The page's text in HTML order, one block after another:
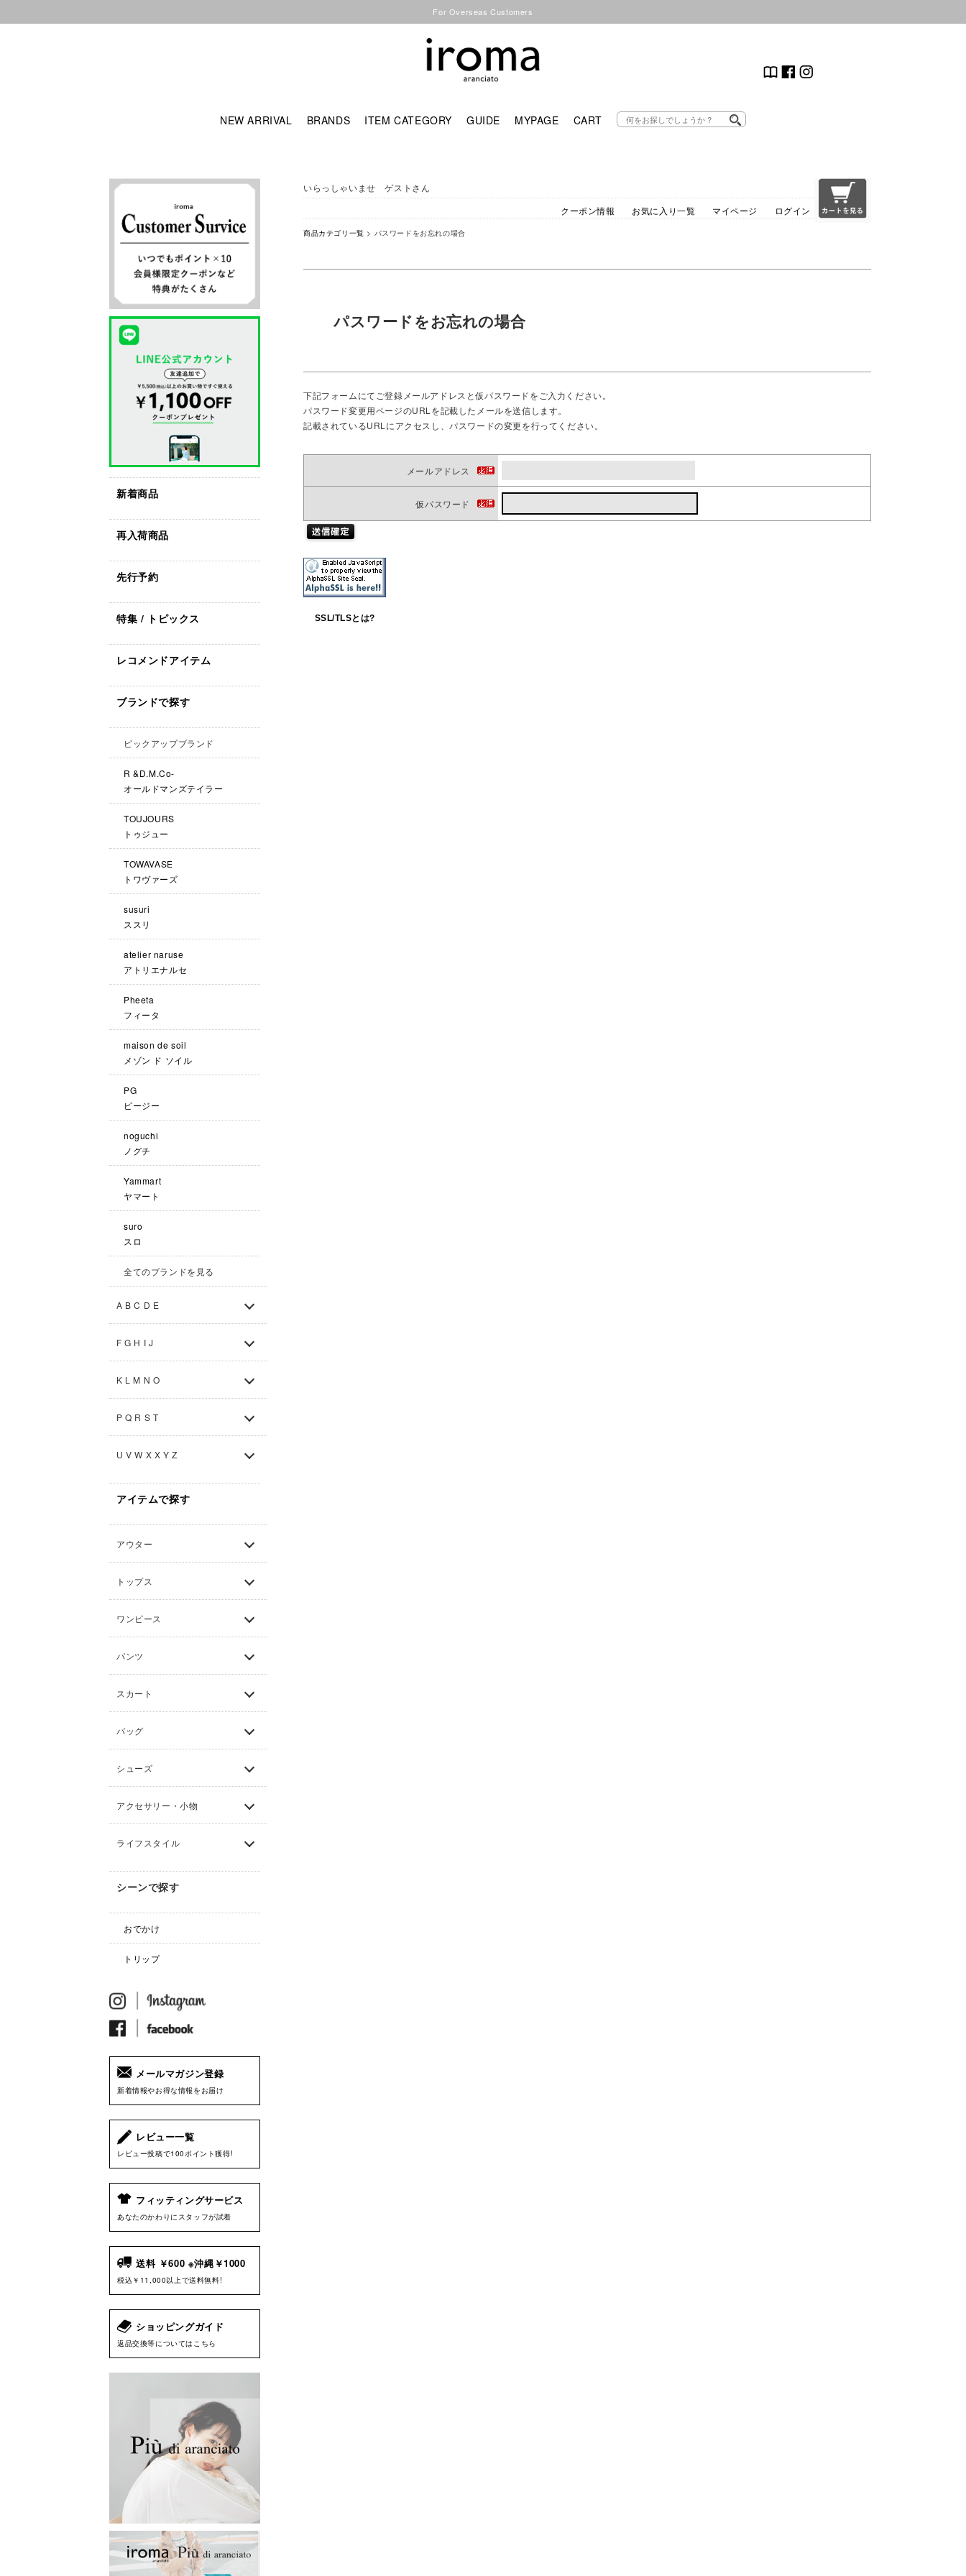
For Overseas Customers
NEW ARRIVAL BRANDS ITEM CATEGORY GUIDE MYPAGE CART
新着商品
再入荷商品
先行予約
特集 / トピックス
レコメンドアイテム
ブランドで探す
ピックアップブランド
R &D.M.Co-
オールドマンズテイラー
TOUJOURS
トゥジュー
TOWAVASE
トワヴァーズ
susuri
ススリ
atelier naruse
アトリエナルセ
Pheeta
フィータ
maison de soil
メゾン ド ソイル
PG
ピージー
noguchi
ノグチ
Yammart
ヤマート
suro
スロ
全てのブランドを見る
A B C D E
F G H I J
K L M N O
P Q R S T
U V W X X Y Z
アイテムで探す
アウター
トップス
ワンピース
パンツ
スカート
バッグ
シューズ
アクセサリー・小物
ライフスタイル
シーンで探す
おでかけ
トリップ
メールマガジン登録
新着情報やお得な情報をお届け
レビュー一覧
レビュー投稿で100ポイント獲得!
フィッティングサービス
あなたのかわりにスタッフが試着
送料 ￥600 ※沖縄￥1000
税込￥11,000以上で送料無料!
ショッピングガイド
返品交換等についてはこちら
いらっしゃいませ ゲストさん
クーポン情報
お気に入り一覧 マイページ ログイン
商品カテゴリ一覧 > パスワードをお忘れの場合
パスワードをお忘れの場合
下記フォームにてご登録メールアドレスと仮パスワードをご入力ください。
パスワード変更用ページのURLを記載したメールを送信します。
記載されているURLにアクセスし、パスワードの変更を行ってください。
メールアドレス
仮パスワード
SSL/TLSとは?